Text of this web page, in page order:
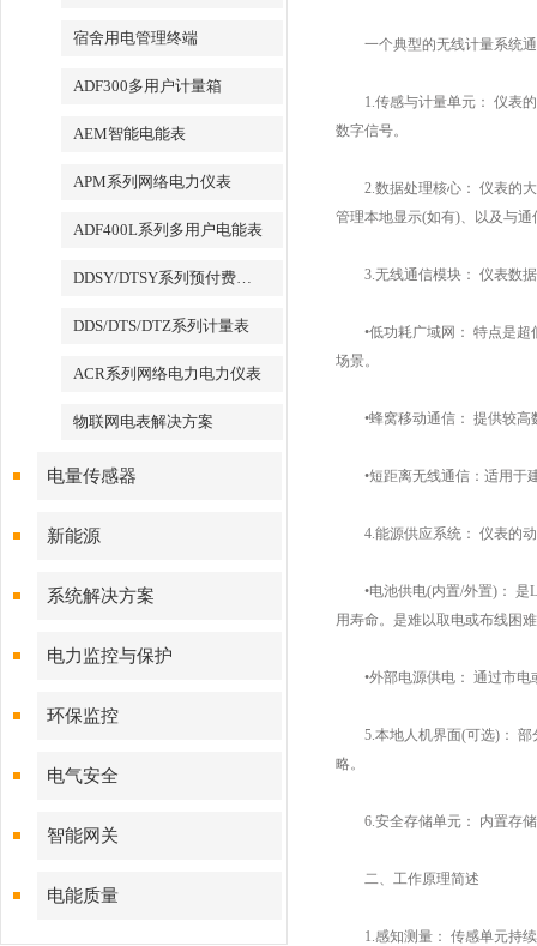
宿舍用电管理终端
ADF300多用户计量箱
AEM智能电能表
APM系列网络电力仪表
ADF400L系列多用户电能表
DDSY/DTSY系列预付费电表
DDS/DTS/DTZ系列计量表
ACR系列网络电力电力仪表
物联网电表解决方案
电量传感器
新能源
系统解决方案
电力监控与保护
环保监控
电气安全
智能网关
电能质量
一个典型的无线计量系统通
1.​​传感与计量单元：​​ 仪表的
数字信号。
2.数据处理核心：​​ 仪表的大
管理本地显示(如有)、以及与通
3.​​无线通信模块：​​ 仪表数据
•低功耗广域网：​​ 特点是超
场景。
•​​蜂窝移动通信：​​ 提供较高
•短距离无线通信：适用于建
4.能源供应系统：​​ 仪表的动
•​​电池供电(内置/外置)：​​ 是
用寿命。是难以取电或布线困
•外部电源供电：​​ 通过市电
5.本地人机界面(可选)：​​ 部
略。
6.​​安全存储单元：​​ 内置存储
二、工作原理简述
1.感知测量：​​ 传感单元持续